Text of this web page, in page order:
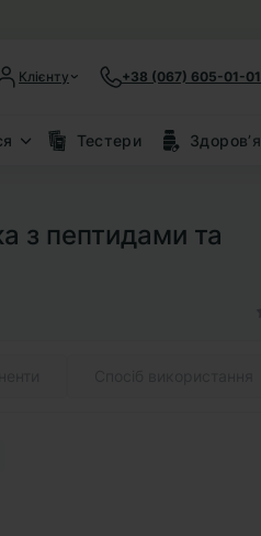
Клієнту +38 (067) 605-01-01
Тестери Здоровʼя
з пептидами та